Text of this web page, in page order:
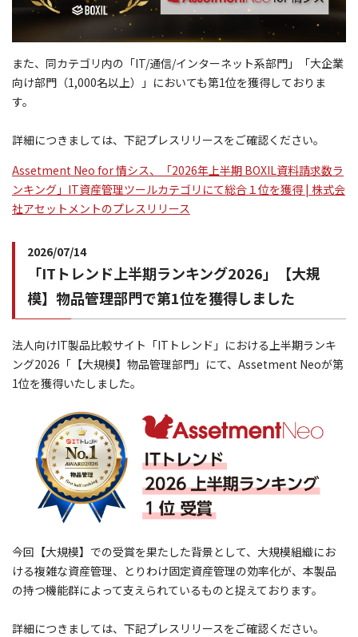
また、同カテゴリ内の「IT/通信/インターネット系部門」「大企業
向け部門（1,000名以上）」においても第1位を獲得しておりま
す。
詳細につきましては、下記プレスリリースをご確認ください。
Assetment Neo for 情シス、「2026年上半期 BOXIL資料請求数ラ
ンキング」IT資産管理ツールカテゴリにて総合１位を獲得 | 株式会
社アセットメントのプレスリリース
2026/07/14
「ITトレンド上半期ランキング2026」【大規
模】物品管理部門で第1位を獲得しました
法人向けIT製品比較サイト「ITトレンド」における上半期ランキ
ング2026「【大規模】物品管理部門」にて、Assetment Neoが第
1位を獲得いたしました。
今回【大規模】での受賞を果たした背景として、大規模組織にお
ける複雑な資産管理、とりわけ固定資産管理の効率化が、本製品
の持つ機能群によって支えられているものと捉えております。
詳細につきましては、下記プレスリリースをご確認ください。